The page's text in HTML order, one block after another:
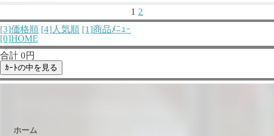
1 2
[3]価格順 [4]人気順 [1]商品ﾒﾆｭｰ
[0]HOME
合計 0円
ホーム